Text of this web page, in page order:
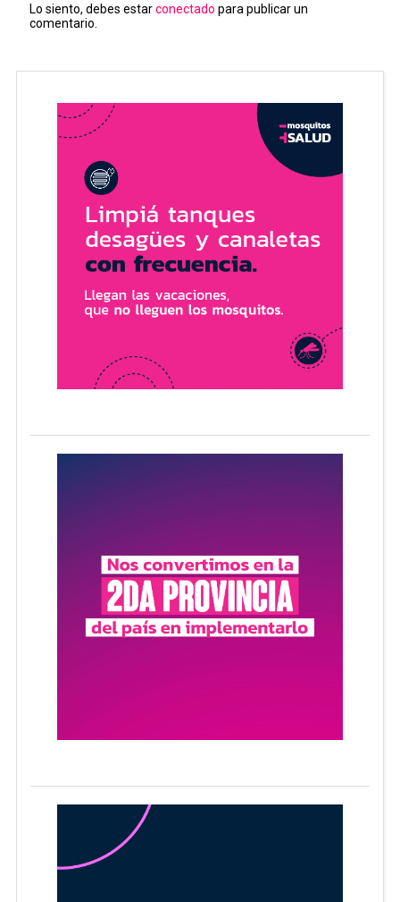
Lo siento, debes estarconectado para publicar un
comentario.